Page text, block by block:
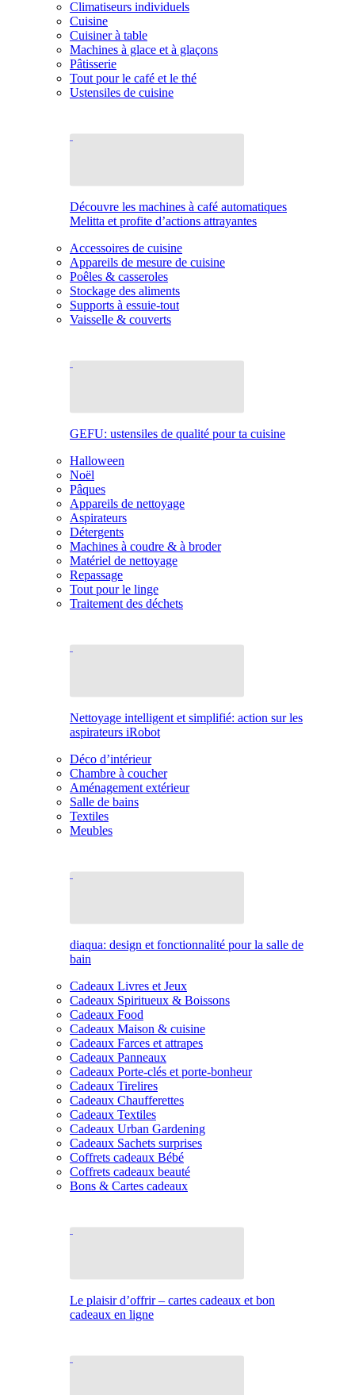
Climatiseurs individuels
Cuisine
Cuisiner à table
Machines à glace et à glaçons
Pâtisserie
Tout pour le café et le thé
Ustensiles de cuisine
Découvre les machines à café automatiques
Melitta et profite d’actions attrayantes
Accessoires de cuisine
Appareils de mesure de cuisine
Poêles & casseroles
Stockage des aliments
Supports à essuie-tout
Vaisselle & couverts
GEFU: ustensiles de qualité pour ta cuisine
Halloween
Noël
Pâques
Appareils de nettoyage
Aspirateurs
Détergents
Machines à coudre & à broder
Matériel de nettoyage
Repassage
Tout pour le linge
Traitement des déchets
Nettoyage intelligent et simplifié: action sur les
aspirateurs iRobot
Déco d’intérieur
Chambre à coucher
Aménagement extérieur
Salle de bains
Textiles
Meubles
diaqua: design et fonctionnalité pour la salle de
bain
Cadeaux Livres et Jeux
Cadeaux Spiritueux & Boissons
Cadeaux Food
Cadeaux Maison & cuisine
Cadeaux Farces et attrapes
Cadeaux Panneaux
Cadeaux Porte-clés et porte-bonheur
Cadeaux Tirelires
Cadeaux Chaufferettes
Cadeaux Textiles
Cadeaux Urban Gardening
Cadeaux Sachets surprises
Coffrets cadeaux Bébé
Coffrets cadeaux beauté
Bons & Cartes cadeaux
Le plaisir d’offrir – cartes cadeaux et bon
cadeaux en ligne